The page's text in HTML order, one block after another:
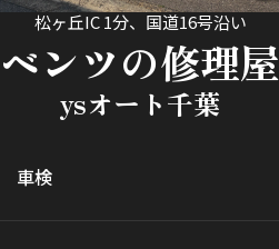
松ヶ丘IC 1分、国道16号沿い
ベンツの修理屋
ysオート千葉
車検